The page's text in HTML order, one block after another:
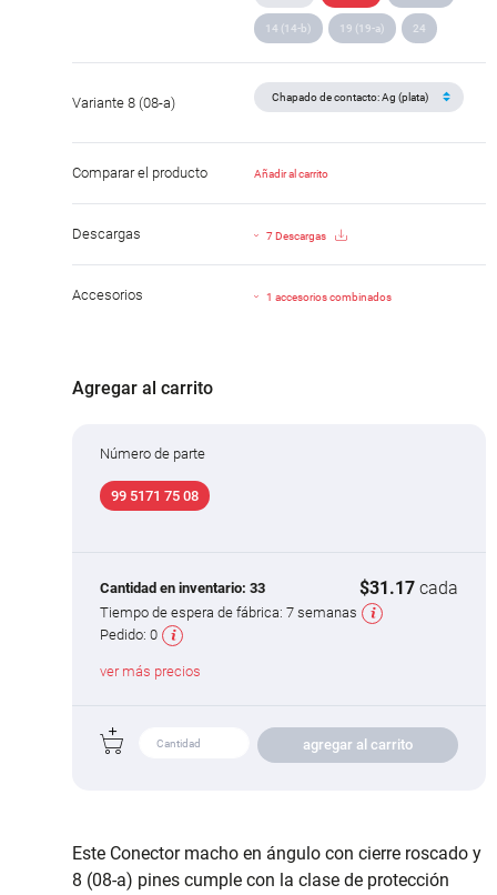
14 (14-b) 19 (19-a) 24
Variante 8 (08-a)
Comparar el producto Añadir al carrito
Descargas 7 Descargas
Accesorios 1 accesorios combinados
Agregar al carrito
Número de parte
99 5171 75 08
Cantidad en inventario: 33 $31.17 cada
Tiempo de espera de fábrica: 7 semanas
Pedido: 0
ver más precios
agregar al carrito
Este Conector macho en ángulo con cierre roscado y
8 (08-a) pines cumple con la clase de protección